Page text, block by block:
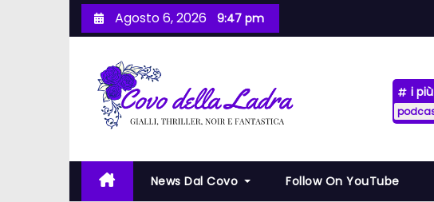
a
c
Agosto 6, 2026 9:47 pm
i
News Dal Covo Follow On YouTube